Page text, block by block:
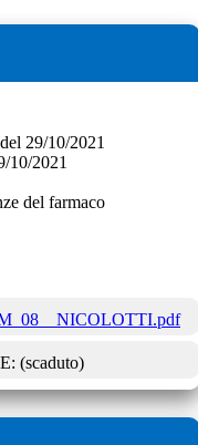
del 29/10/2021
10/2021
del farmaco
_ NICOLOTTI.pdf
(scaduto)